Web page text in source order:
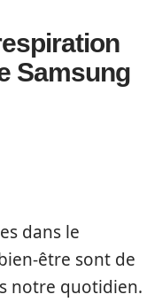
Samsung
dans le
être sont de
notre quotidien.